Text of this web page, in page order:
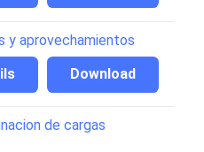
y aprovechamientos
Download
de cargas